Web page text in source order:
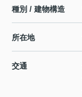
種別 / 建物構造
所在地
交通